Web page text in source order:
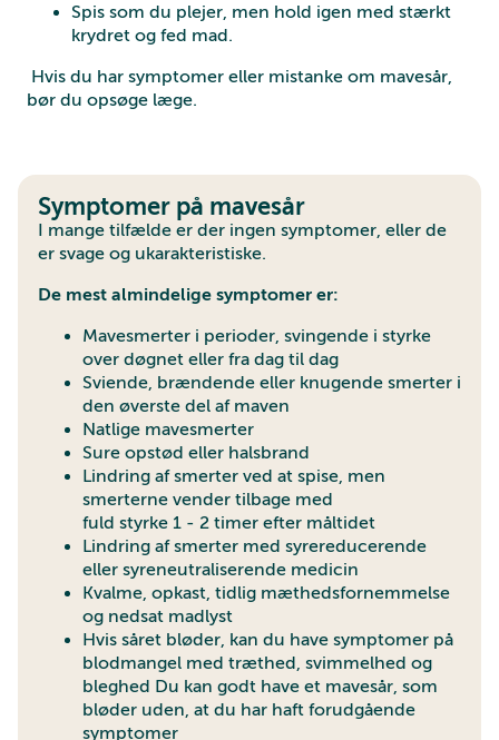
Spis som du plejer, men hold igen med stærkt
krydret og fed mad.
Hvis du har symptomer eller mistanke om mavesår,
bør du opsøge læge.
Symptomer på mavesår
I mange tilfælde er der ingen symptomer, eller de
er svage og ukarakteristiske.
De mest almindelige symptomer er:
Mavesmerter i perioder, svingende i styrke
over døgnet eller fra dag til dag
Sviende, brændende eller knugende smerter i
den øverste del af maven
Natlige mavesmerter
Sure opstød eller halsbrand
Lindring af smerter ved at spise, men
smerterne vender tilbage med
fuld styrke 1 - 2 timer efter måltidet
Lindring af smerter med syrereducerende
eller syreneutraliserende medicin
Kvalme, opkast, tidlig mæthedsfornemmelse
og nedsat madlyst
Hvis såret bløder, kan du have symptomer på
blodmangel med træthed, svimmelhed og
bleghed Du kan godt have et mavesår, som
bløder uden, at du har haft forudgående
symptomer